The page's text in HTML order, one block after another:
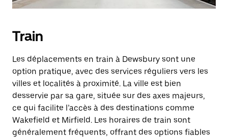
Train
Les déplacements en train à Dewsbury sont une
option pratique, avec des services réguliers vers les
villes et localités à proximité. La ville est bien
desservie par sa gare, située sur des axes majeurs,
ce qui facilite l’accès à des destinations comme
Wakefield et Mirfield. Les horaires de train sont
généralement fréquents, offrant des options fiables